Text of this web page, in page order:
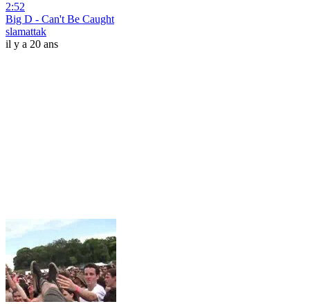
2:52
Big D - Can't Be Caught
slamattak
il y a 20 ans